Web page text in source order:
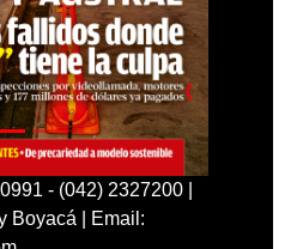
- (042) 2327200 |
Boyacá | Email: